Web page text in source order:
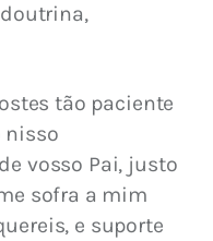
tão paciente
nisso
vosso Pai, justo
sofra a mim
e suporte